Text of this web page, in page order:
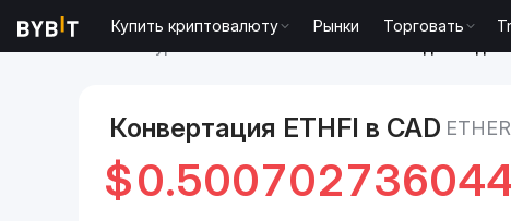
Купить криптовалюту Рынки Торговать
Конвертация ETHFI в CAD
$